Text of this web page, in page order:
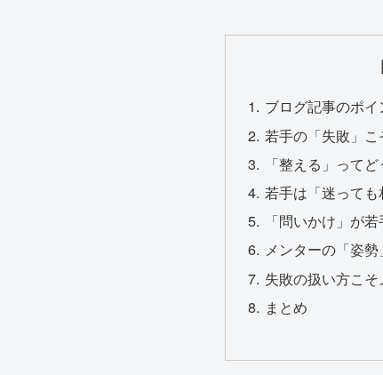
ブログ記事のポイ
若手の「失敗」
「整える」って
若手は「迷って
「問いかけ」が
メンターの「姿
失敗の扱い方こ
まとめ